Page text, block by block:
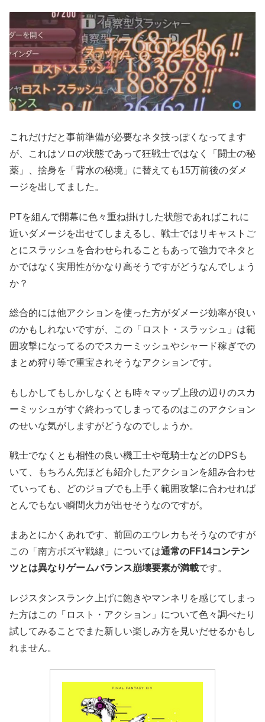
これだけだと事前準備が必要なネタ技っぽくなってます
が、これはソロの状態であって狂戦士ではなく「闘士の秘
薬」、捨身を「背水の秘境」に替えても15万前後のダメ
ージを出してました。
PTを組んで開幕に色々重ね掛けした状態であればこれに
近いダメージを出せてしまえるし、戦士ではリキャストご
とにスラッシュを合わせられることもあって強力でネタと
かではなく実用性がかなり高そうですがどうなんでしょう
か？
総合的には他アクションを使った方がダメージ効率が良い
のかもしれないですが、この「ロスト・スラッシュ」は範
囲攻撃になってるのでスカーミッシュやシャード稼ぎでの
まとめ狩り等で重宝されそうなアクションです。
もしかしてもしかしなくとも時々マップ上段の辺りのスカ
ーミッシュがすぐ終わってしまってるのはこのアクション
のせいな気がしますがどうなのでしょうか。
戦士でなくとも相性の良い機工士や竜騎士などのDPSも
いて、もちろん先ほども紹介したアクションを組み合わせ
ていっても、どのジョブでも上手く範囲攻撃に合わせれば
とんでもない瞬間火力が出せそうなのですが。
まあとにかくあれです、前回のエウレカもそうなのですが
この「南方ボズヤ戦線」については通常のFF14コンテン
ツとは異なりゲームバランス崩壊要素が満載です。
レジスタンスランク上げに飽きやマンネリを感じてしまっ
た方はこの「ロスト・アクション」について色々調べたり
試してみることでまた新しい楽しみ方を見いだせるかもし
れません。